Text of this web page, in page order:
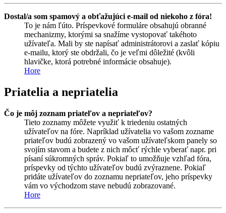
Dostal/a som spamový a obťažujúci e-mail od niekoho z fóra!
To je nám ľúto. Príspevkové formuláre obsahujú obranné
mechanizmy, ktorými sa snažíme vystopovať takéhoto
užívateľa. Mali by ste napísať administrátorovi a zaslať kópiu
e-mailu, ktorý ste obdržali, čo je veľmi dôležité (kvôli
hlavičke, ktorá potrebné informácie obsahuje).
Hore
Priatelia a nepriatelia
Čo je môj zoznam priateľov a nepriateľov?
Tieto zoznamy môžete využiť k triedeniu ostatných
užívateľov na fóre. Napríklad užívatelia vo vašom zozname
priateľov budú zobrazený vo vašom užívateľskom panely so
svojím stavom a budete z nich môcť rýchle vyberať napr. pri
písaní súkromných správ. Pokiaľ to umožňuje vzhľad fóra,
príspevky od týchto užívateľov budú zvýraznene. Pokiaľ
pridáte užívateľov do zoznamu nepriateľov, jeho príspevky
vám vo východzom stave nebudú zobrazované.
Hore